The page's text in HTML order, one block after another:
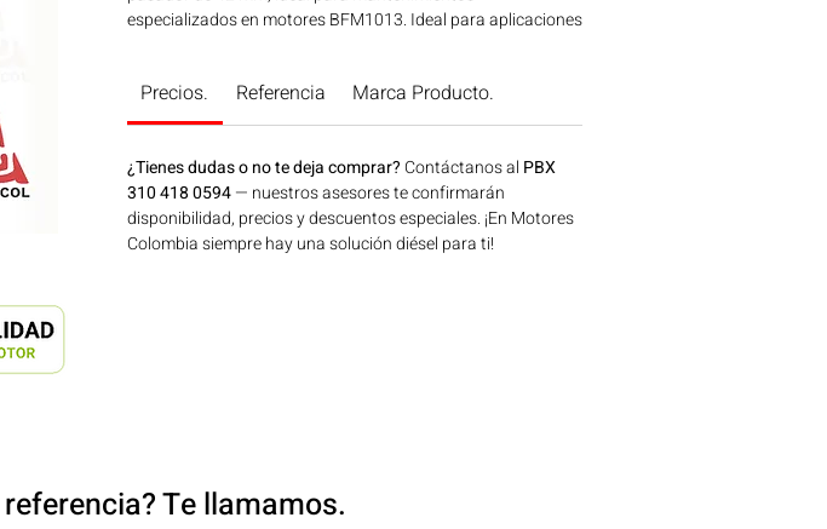
especializados en motores BFM1013. Ideal para aplicaciones
ahora en Motores Colombia.
Precios. Referencia Marca Producto.
¿Tienes dudas o no te deja comprar? Contáctanos al PBX
310 418 0594— nuestros asesores te confirmarán
disponibilidad, precios y descuentos especiales. ¡En Motores
Colombia siempre hay una solución diésel para ti!
Te llamamos.